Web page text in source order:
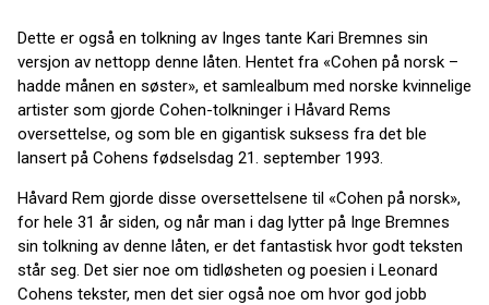
Dette er også en tolkning av Inges tante Kari Bremnes sin
versjon av nettopp denne låten. Hentet fra «Cohen på norsk –
hadde månen en søster», et samlealbum med norske kvinnelige
artister som gjorde Cohen-tolkninger i Håvard Rems
oversettelse, og som ble en gigantisk suksess fra det ble
lansert på Cohens fødselsdag 21. september 1993.
Håvard Rem gjorde disse oversettelsene til «Cohen på norsk»,
for hele 31 år siden, og når man i dag lytter på Inge Bremnes
sin tolkning av denne låten, er det fantastisk hvor godt teksten
står seg. Det sier noe om tidløsheten og poesien i Leonard
Cohens tekster, men det sier også noe om hvor god jobb